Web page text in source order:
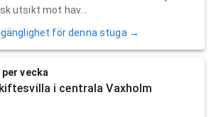
utsikt mot hav...
för denna stuga →
per vecka
i centrala Vaxholm